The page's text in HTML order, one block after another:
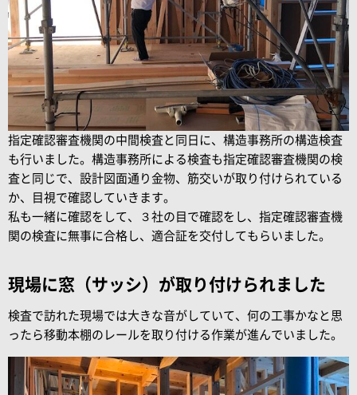
指定確認審査機関の中間検査と同日に、構造事務所の構造検査
も行いました。構造事務所による検査も指定確認審査機関の検
査と同じで、設計図面通り金物、筋交いが取り付けられている
か、目視で確認していきます。
私も一緒に確認をして、３社の目で確認をし、指定確認審査機
関の検査に無事に合格し、適合証を交付してもらいました。
現場に窓（サッシ）が取り付けられました
検査で訪れた現場では大きな音がしていて、何の工事かなと思
ったら移動本棚のレールを取り付ける作業が進んでいました。